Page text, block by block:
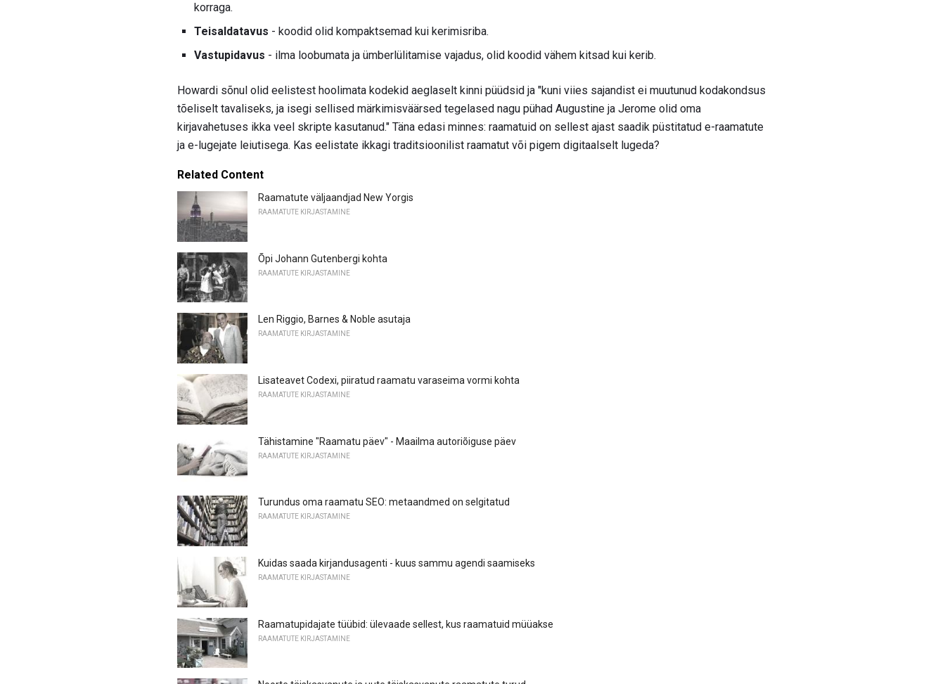
korraga.
Teisaldatavus - koodid olid kompaktsemad kui kerimisriba.
Vastupidavus - ilma loobumata ja ümberlülitamise vajadus, olid koodid vähem kitsad kui kerib.
Howardi sõnul olid eelistest hoolimata kodekid aeglaselt kinni püüdsid ja "kuni viies sajandist ei muutunud kodakondsus
tõeliselt tavaliseks, ja isegi sellised märkimisväärsed tegelased nagu pühad Augustine ja Jerome olid oma
kirjavahetuses ikka veel skripte kasutanud." Täna edasi minnes: raamatuid on sellest ajast saadik püstitatud e-raamatute
ja e-lugejate leiutisega. Kas eelistate ikkagi traditsioonilist raamatut või pigem digitaalselt lugeda?
Related Content
Raamatute väljaandjad New Yorgis
RAAMATUTE KIRJASTAMINE
Õpi Johann Gutenbergi kohta
RAAMATUTE KIRJASTAMINE
Len Riggio, Barnes & Noble asutaja
RAAMATUTE KIRJASTAMINE
Lisateavet Codexi, piiratud raamatu varaseima vormi kohta
RAAMATUTE KIRJASTAMINE
Tähistamine "Raamatu päev" - Maailma autoriõiguse päev
RAAMATUTE KIRJASTAMINE
Turundus oma raamatu SEO: metaandmed on selgitatud
RAAMATUTE KIRJASTAMINE
Kuidas saada kirjandusagenti - kuus sammu agendi saamiseks
RAAMATUTE KIRJASTAMINE
Raamatupidajate tüübid: ülevaade sellest, kus raamatuid müüakse
RAAMATUTE KIRJASTAMINE